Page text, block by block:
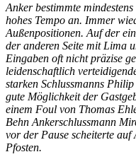
Anker bestimmte
hohes Tempo an. Immer
Außenpositionen. Auf der
der anderen Seite mit Lima
Eingaben oft nicht präzise
leidenschaftlich
starken Schlussmanns
gute Möglichkeit der
einem Foul von Thomas
Behn Ankerschlussmann
vor der Pause scheiterte
Pfosten.